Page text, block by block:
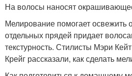
На волосы наносят
Мелирование помогает освежить
отдельных прядей придает
текстурность. Стилисты Мэри
Крейг рассказали, как сделать